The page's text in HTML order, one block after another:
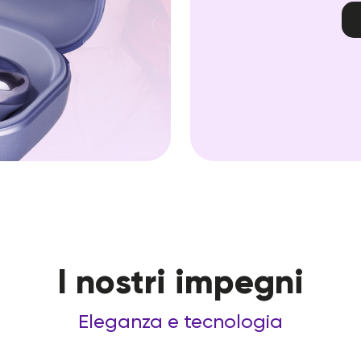
I nostri impegni
Eleganza e tecnologia